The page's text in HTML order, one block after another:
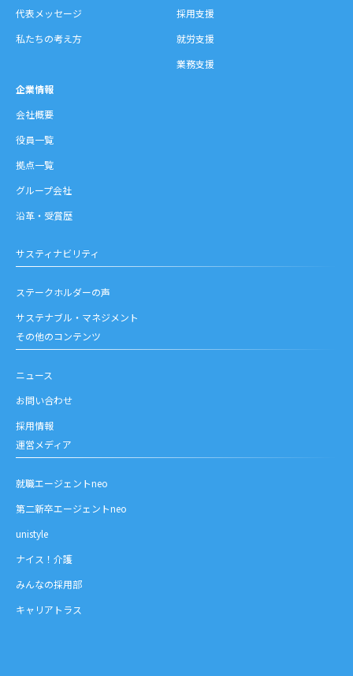
代表メッセージ
私たちの考え方
採用支援
就労支援
業務支援
企業情報
会社概要
役員一覧
拠点一覧
グループ会社
沿革・受賞歴
サスティナビリティ
ステークホルダーの声
サステナブル・マネジメント
その他のコンテンツ
ニュース
お問い合わせ
採用情報
運営メディア
就職エージェントneo
第二新卒エージェントneo
unistyle
ナイス！介護
みんなの採用部
キャリアトラス